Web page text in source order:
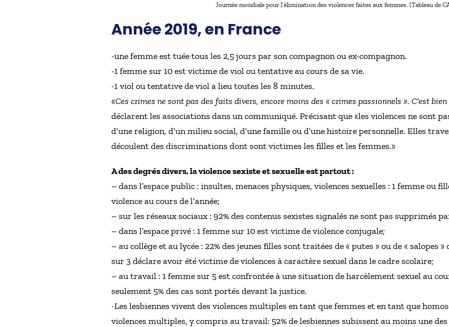
Journée mondiale pour l’élimination des violences faites aux femmes. (Tableau de
Année 2019, en France
-une femme est tuée tous les 2,5 jours par son compagnon ou ex-compagnon.
-1 femme sur 10 est victime de viol ou tentative au cours de sa vie.
-1 viol ou tentative de viol a lieu toutes les 8 minutes.
«Ces crimes ne sont pas des faits divers, encore moins des « crimes passionnels ». C’est
déclarent les associations dans un communiqué. Précisant que «les violences ne sont
d’une religion, d’un milieu social, d’une famille ou d’une histoire personnelle. Elles
découlent des discriminations dont sont victimes les filles et les femmes.»
A des degrés divers, la violence sexiste et sexuelle est partout :
– dans l’espace public : insultes, menaces physiques, violences sexuelles : 1 femme ou
violence au cours de l’année;
– sur les réseaux sociaux : 92% des contenus sexistes signalés ne sont pas supprimés
– dans l’espace privé : 1 femme sur 10 est victime de violence conjugale;
– au collège et au lycée : 22% des jeunes filles sont traitées de « putes » ou de « salopes
sur 3 déclare avoir été victime de violences à caractère sexuel dans le cadre scolaire;
– au travail : 1 femme sur 5 est confrontée à une situation de harcèlement sexuel au
seulement 5% des cas sont portés devant la justice.
-Les lesbiennes vivent des violences multiples en tant que femmes et en tant que
violences multiples, y compris au travail: 52% de lesbiennes subissent au moins une